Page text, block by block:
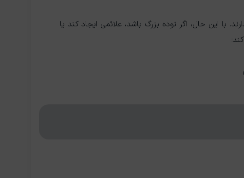
با این حال، اگر توده بزرگ باشد، علائمی ایجاد کند یا